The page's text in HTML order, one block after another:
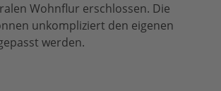
Wohnflur erschlossen. Die
unkompliziert den eigenen
werden.